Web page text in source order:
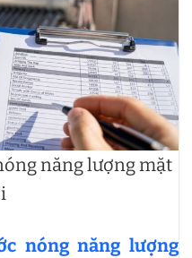
năng lượng mặt
nóng năng lượng